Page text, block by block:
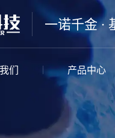
一诺千金 ·
们 产品中心